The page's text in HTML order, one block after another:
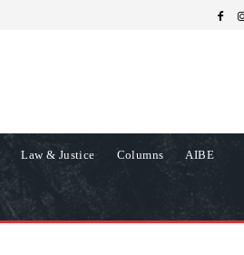
Law & Justice Columns AIBE